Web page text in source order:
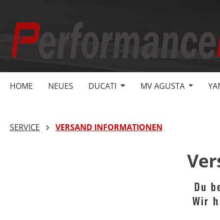
HOME NEUES DUCATI MV AGUSTA
SERVICE VERSAND INFORMATIONEN